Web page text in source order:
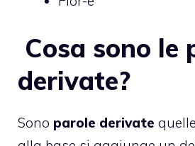
Cosa sono le
derivate?
Sono parole derivate